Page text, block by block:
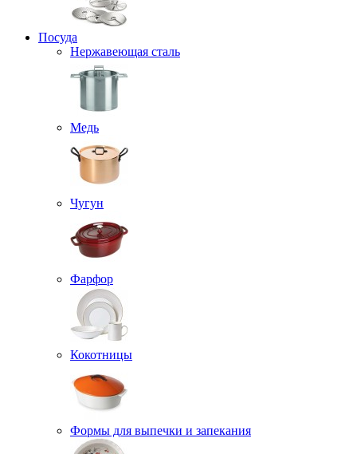
Посуда
Нержавеющая сталь
Медь
Чугун
Фарфор
Кокотницы
Формы для выпечки и запекания